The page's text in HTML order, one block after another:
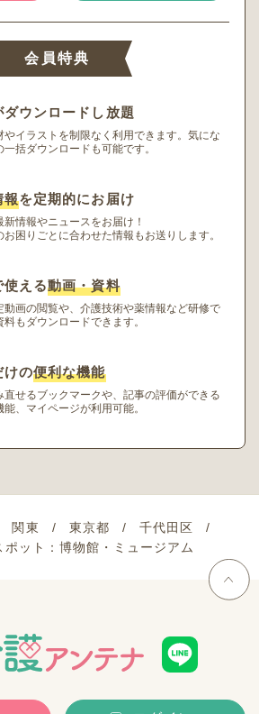
会員特典
ダウンロードし放題
やイラストを制限なく利用できます。 気にな
一括ダウンロードも可能です。
報を定期的にお届け
新情報やニュースをお届け！
お困りごとに合わせた情報もお送りします。
使える動画・資料
動画の閲覧や、介護技術や薬情報など研修で
料もダウンロードできます。
けの便利な機能
直せるブックマークや、記事の評価ができる
能、マイページが利用可能。
関東 東京都
千代田区
ット：博物館・ミュージアム